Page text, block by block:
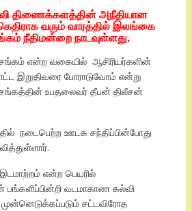
திணைக்களத்தின் அநீதியான
வரும் வாரத்தில் இலங்கை
நீதிமன்றை நாடவுள்ளது.
என்ற வகையில் ஆசிரியர்களின்
இறுதிவரை போராடுவோம் என்று
உபதலைவர் தீபன் திலீசன்
நடைபெற்ற ஊடக சந்திப்பின்போது
என்ற பெயரில்
வடமாகாண கல்வி
சட்டவிரோத